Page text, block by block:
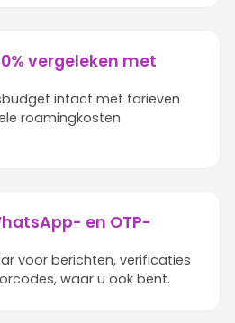
vergeleken met
intact met tarieven
roamingkosten
en OTP-
voor berichten, verificaties
waar u ook bent.